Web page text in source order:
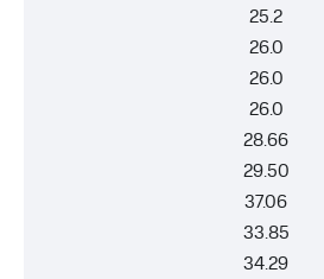
25.2
26.0
26.0
26.0
28.66
29.50
37.06
33.85
34.29